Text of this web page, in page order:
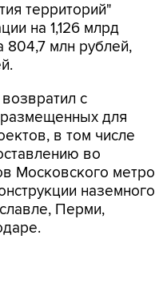
территорий"
на 1,126 млрд
804,7 млн рублей,
с
размещенных для
в том числе
во
Московского метро
наземного
Перми,